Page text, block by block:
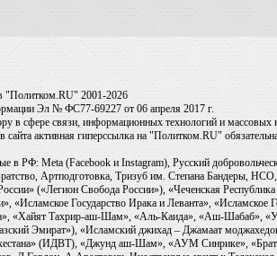
"Политком.RU" 2001-2026
Эл № ФС77-69227 от 06 апреля 2017 г.
в сфере связи, информационных технологий и массовых
активная гиперссылка на "Политком.RU"
в РФ: Meta (Facebook и Instagram), Русский
Артподготовка, Тризуб им. Степана Бандеры,
(«Легион Свобода России»), «Чеченская
«Исламское Государство Ирака и Леванта»,
«Хайят Тахрир-аш-Шам», «Аль-Каида», «Аш-
Эмират»), «Исламский джихад – Джамаат
(ИДВТ), «Джунд аш-Шам», «АУМ Синрике»,